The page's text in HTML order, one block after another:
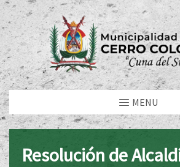
MENU
Resolución de